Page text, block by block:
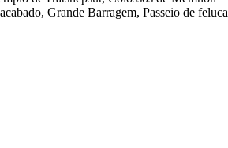
Grande Barragem, Passeio de feluca